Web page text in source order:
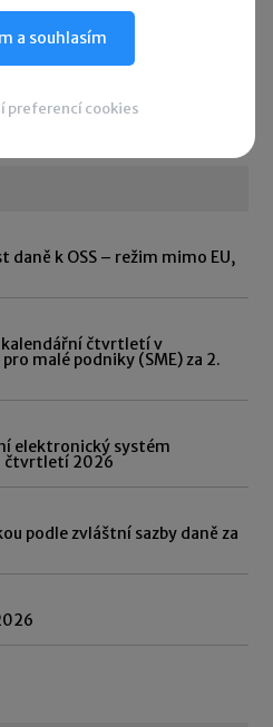
podnikatelům, ale využít ji
si chtějí ověřit své
daně k OSS – režim mimo EU,
kalendářní čtvrtletí v
malé podniky (SME) za 2.
elektronický systém
čtvrtletí 2026
podle zvláštní sazby daně za
a souhlasím
preferencí cookies